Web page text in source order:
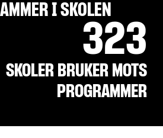
I SKOLEN
323
SKOLER BRUKER MOTS
PROGRAMMER